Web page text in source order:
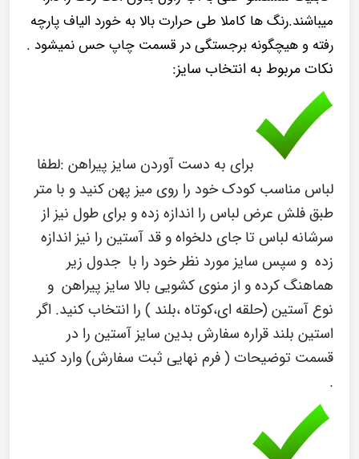
میباشند.رنگ ها کاملا طی حرارت بالا به خورد الیاف پارچه
رفته و هیچگونه برجستگی در قسمت چاپ حس نمیشود .
نکات مربوط به انتخاب سایز:
برای به دست آوردن سایز پیراهن :لطفا
لباس مناسب کودک خود را روی میز پهن کنید و با متر
طبق فلش عرض لباس را اندازه زده و برای طول نیز از
سرشانه لباس تا جای دلخواه و قد آستین را نیز اندازه
زده و سپس سایز مورد نظر خود را با جدول زیر
هماهنگ کرده و از منوی کشویی بالا سایز پیراهن و
نوع آستین (حلقه ای،کوتاه ،بلند ) را انتخاب کنید. اگر
استین بلند قرارهسفارش بدین سایز آستین را در
قسمت توضیحات ( فرم نهایی ثبت سفارش) وارد کنید
.